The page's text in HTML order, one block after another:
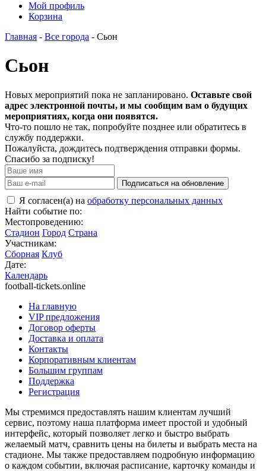
Мой профиль
Корзина
Главная - Все города - Сьон
Сьон
Новых мероприятий пока не запланировано. Оставьте свой
адрес электронной почты, и мы сообщим вам о будущих
мероприятиях, когда они появятся.
Что-то пошло не так, попробуйте позднее или обратитесь в
службу поддержки.
Пожалуйста, дождитесь подтверждения отправки формы.
Спасибо за подписку!
Подписаться на обновление
Я согласен(а) на обработку персональных данных
Найти событие по:
Местопроведению:
Стадион Город Страна
Участникам:
Сборная Клуб
Дате:
Календарь
football-tickets.online
На главную
VIP предложения
Договор оферты
Доставка и оплата
Контакты
Корпоративным клиентам
Большим группам
Поддержка
Регистрация
Мы стремимся предоставлять нашим клиентам лучший
сервис, поэтому наша платформа имеет простой и удобный
интерфейс, который позволяет легко и быстро выбрать
желаемый матч, сравнить цены на билеты и выбрать места на
стадионе. Мы также предоставляем подробную информацию
о каждом событии, включая расписание, карточку команды и